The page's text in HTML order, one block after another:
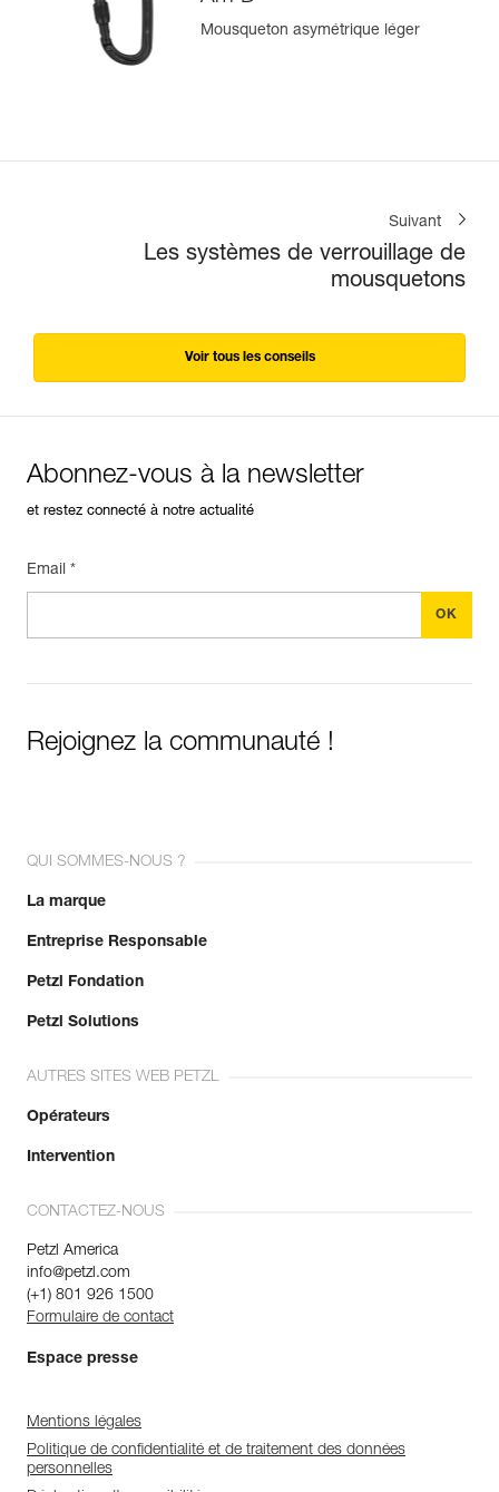
Mousqueton asymétrique léger
Suivant
Les systèmes de verrouillage de
mousquetons
Voir tous les conseils
Abonnez-vous à la newsletter
et restez connecté à notre actualité
Email *
Rejoignez la communauté !
QUI SOMMES-NOUS ?
La marque
Entreprise Responsable
Petzl Fondation
Petzl Solutions
AUTRES SITES WEB PETZL
Opérateurs
Intervention
CONTACTEZ-NOUS
Petzl America
info@petzl.com
(+1) 801 926 1500
Formulaire de contact
Espace presse
Mentions légales
Politique de confidentialité et de traitement des données
personnelles